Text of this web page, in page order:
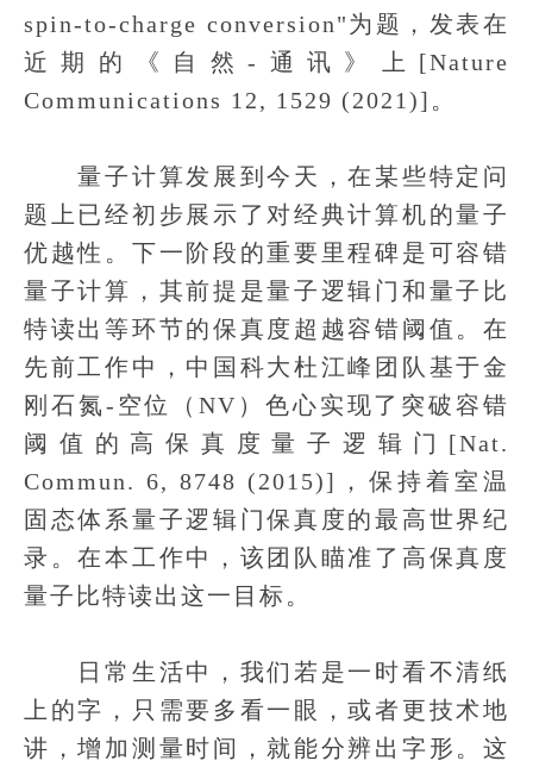
spin-to-charge conversion"为题，发表在
近期的《自然-通讯》上[Nature
Communications 12, 1529 (2021)]。
量子计算发展到今天，在某些特定问
题上已经初步展示了对经典计算机的量子
优越性。下一阶段的重要里程碑是可容错
量子计算，其前提是量子逻辑门和量子比
特读出等环节的保真度超越容错阈值。在
先前工作中，中国科大杜江峰团队基于金
刚石氮-空位（NV）色心实现了突破容错
阈值的高保真度量子逻辑门[Nat.
Commun. 6, 8748 (2015)]，保持着室温
固态体系量子逻辑门保真度的最高世界纪
录。在本工作中，该团队瞄准了高保真度
量子比特读出这一目标。
日常生活中，我们若是一时看不清纸
上的字，只需要多看一眼，或者更技术地
讲，增加测量时间，就能分辨出字形。这